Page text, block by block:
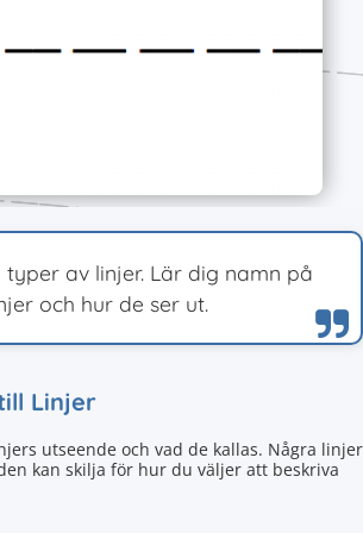
av linjer. Lär dig namn på
och hur de ser ut.
Linjer
utseende och vad de kallas. Några linjer
kan skilja för hur du väljer att beskriva